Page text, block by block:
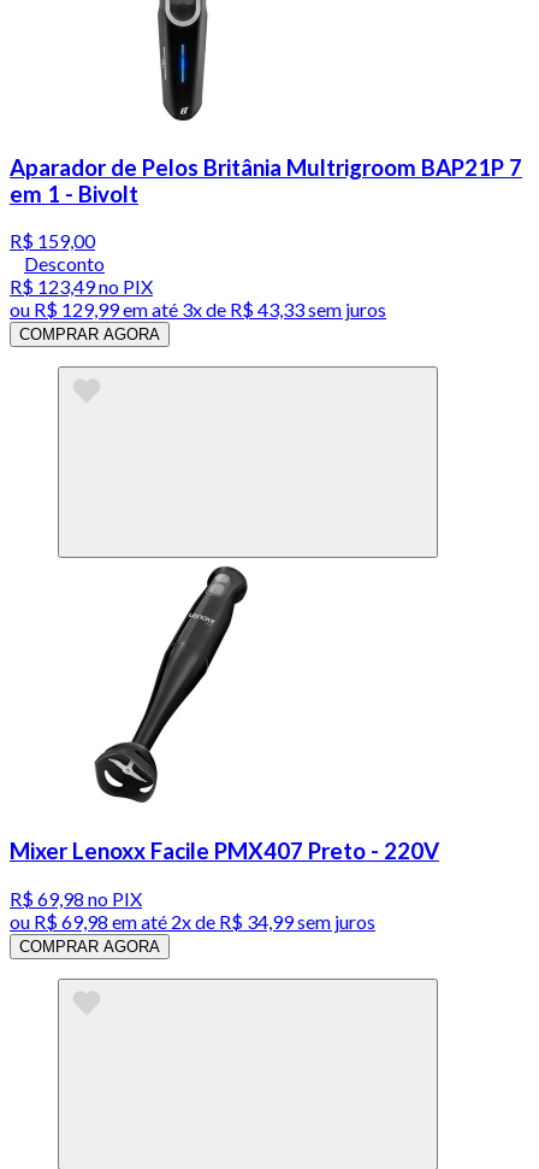
Aparador de Pelos Britânia Multrigroom BAP21P 7
em 1 - Bivolt
R$ 159,00
Desconto
R$ 123,49no PIX
ou R$ 129,99em até 3x de R$ 43,33 sem juros
COMPRAR AGORA
Mixer Lenoxx Facile PMX407 Preto - 220V
R$ 69,98 no PIX
ou R$ 69,98 em até 2x de R$ 34,99 sem juros
COMPRAR AGORA